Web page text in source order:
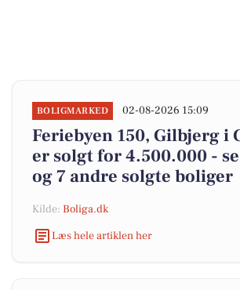
BOLIGMARKED 02-08-2026 15:09
Feriebyen 150, Gilbjerg i
er solgt for 4.500.000 -
og 7 andre solgte boliger
Kilde: Boliga.dk
Læs hele artiklen her